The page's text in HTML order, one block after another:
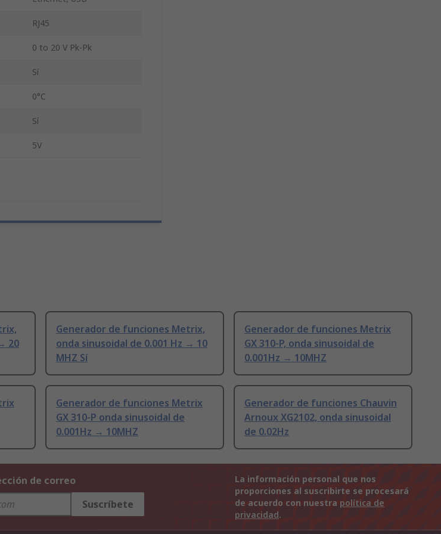
RJ45
0 to 20 V Pk-Pk
Sí
0°C
Sí
5V
20
Generador de funciones Metrix,
onda sinusoidal de 0.001 Hz → 10
MHZ Sí
Generador de funciones Metrix
GX 310-P, onda sinusoidal de
0.001Hz → 10MHZ
Generador de funciones Metrix
GX 310-P onda sinusoidal de
0.001Hz → 10MHZ
Generador de funciones Chauvin
Arnoux XG2102, onda sinusoidal
de 0.02Hz
de correo
Suscríbete
La información personal que nos
proporciones al suscribirte se procesará
de acuerdo con nuestra política de
privacidad.